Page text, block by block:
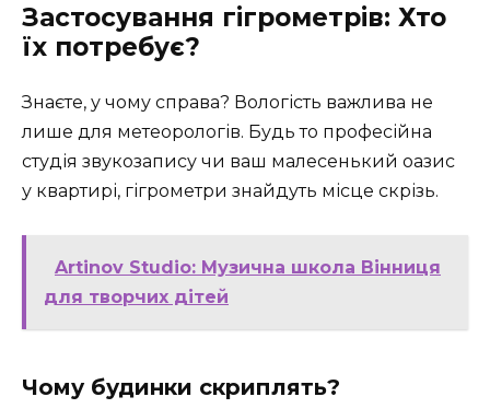
Застосування гігрометрів: Хто
їх потребує?
Знаєте, у чому справа? Вологість важлива не
лише для метеорологів. Будь то професійна
студія звукозапису чи ваш малесенький оазис
у квартирі, гігрометри знайдуть місце скрізь.
Artinov Studio: Музична школа Вінниця
для творчих дітей
Чому будинки скриплять?